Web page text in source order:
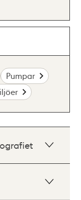
Pumpar